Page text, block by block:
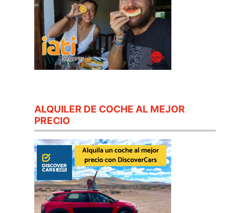
ALQUILER DE COCHE AL MEJOR
PRECIO